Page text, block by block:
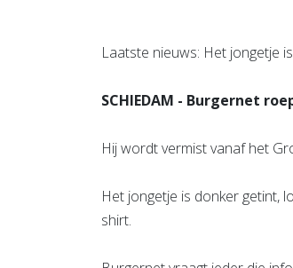
Laatste nieuws: Het jongetje
SCHIEDAM - Burgernet
Hij wordt vermist vanaf het
Het jongetje is donker getint,
shirt.